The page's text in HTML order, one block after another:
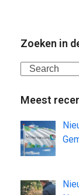
Zoeken in
Search
Meest